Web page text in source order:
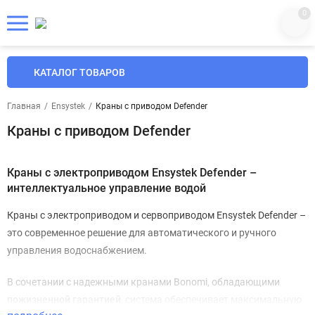
0
КАТАЛОГ ТОВАРОВ
Главная / Ensystek / Краны с приводом Defender
Краны с приводом Defender
Краны с электроприводом Ensystek Defender –
интеллектуальное управление водой
Краны с электроприводом и сервоприводом Ensystek Defender –
это современное решение для автоматического и ручного
управления водоснабжением.
В сочетании с надежными кранами Bonomi, обладающими